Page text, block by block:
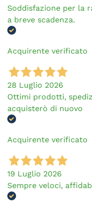
Soddisfazione per la
a breve scadenza.
Acquirente verificato
28 Luglio 2026
Ottimi prodotti,
acquisterò di nuovo
Acquirente verificato
19 Luglio 2026
Sempre veloci,